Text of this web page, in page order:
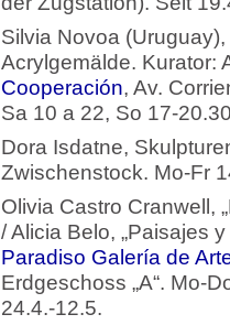
Silvia Novoa
Acrylgemälde. Kurator:
Cooperación, Av.
Sa 10 a 22, So 17-
Dora Isdatne,
Zwischenstock. Mo-Fr
Olivia Castro Cranwell,
/ Alicia Belo, „Paisajes
Paradiso Galería de
Erdgeschoss „A“. Mo-
24.4.-12.5.